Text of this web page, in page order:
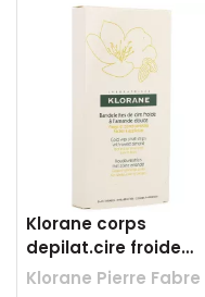
Klorane corps
depilat.cire froide
vis.-zone sens.6